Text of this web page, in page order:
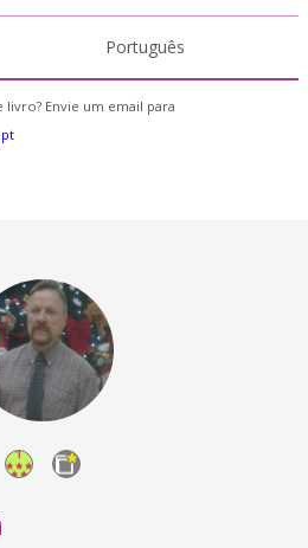
Português
Envie um email para